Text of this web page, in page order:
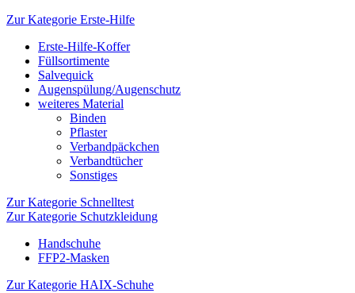
Zur Kategorie Erste-Hilfe
Erste-Hilfe-Koffer
Füllsortimente
Salvequick
Augenspülung/Augenschutz
weiteres Material
Binden
Pflaster
Verbandpäckchen
Verbandtücher
Sonstiges
Zur Kategorie Schnelltest
Zur Kategorie Schutzkleidung
Handschuhe
FFP2-Masken
Zur Kategorie HAIX-Schuhe